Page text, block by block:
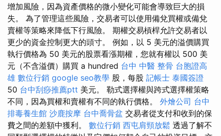
增加風險，因為資產價格的微小變化可能會導致巨大的損
失。 為了管理這些風險，交易者可以使用備兌買權或備兌
賣權等策略來降低下行風險。 期權交易槓桿允許交易者以
更少的資金控制更大的頭寸。 例如，以 5 美元的溢價購買
執行價格為 50 美元的股票看漲期權，您就有權以 500 美
元（不含溢價）購買 a hundred 台中 中醫 整骨 台胞證高
雄 數位行銷 google seo教學 股，每股 記帳士 泰國簽證
50 台中刮痧推薦ptt 美元。 勒式選擇權與跨式選擇權策略
不同，因為買權和賣權有不同的執行價格。 外燴公司 台中
排毒養生館 沙鹿按摩 台中喬骨盆 交易者從支付和收到的保
費之間的差額中獲利。 數位行銷 西屯肩頸放鬆 透過了解不